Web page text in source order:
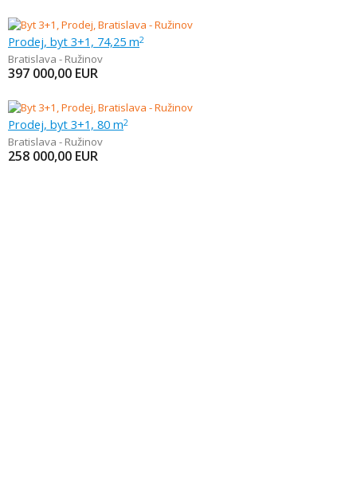
Prodej, byt 3+1, 74,25 m2
Bratislava - Ružinov
397 000,00 EUR
Prodej, byt 3+1, 80 m2
Bratislava - Ružinov
258 000,00 EUR